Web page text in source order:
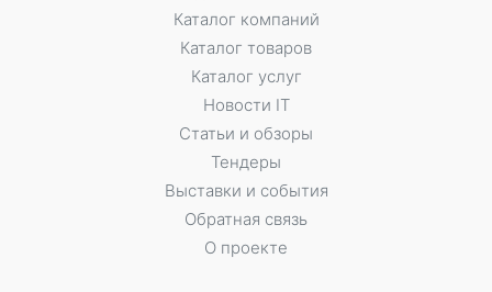
Каталог компаний
Каталог товаров
Каталог услуг
Новости IT
Статьи и обзоры
Тендеры
Выставки и события
Обратная связь
О проекте